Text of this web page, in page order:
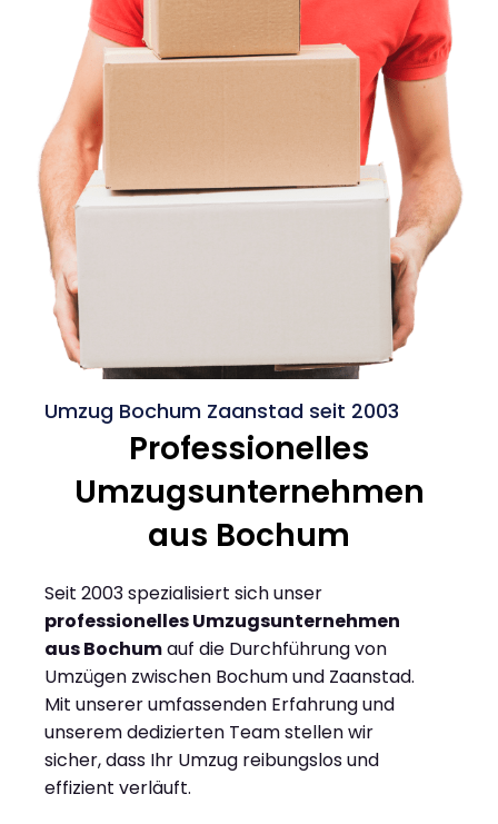
Umzug Bochum Zaanstad seit 2003
Professionelles
Umzugsunternehmen
aus Bochum
Seit 2003 spezialisiert sich unser
professionelles Umzugsunternehmen
aus Bochumauf die Durchführung von
Umzügen zwischen Bochum und Zaanstad.
Mit unserer umfassenden Erfahrung und
unserem dedizierten Team stellen wir
sicher, dass Ihr Umzug reibungslos und
effizient verläuft.